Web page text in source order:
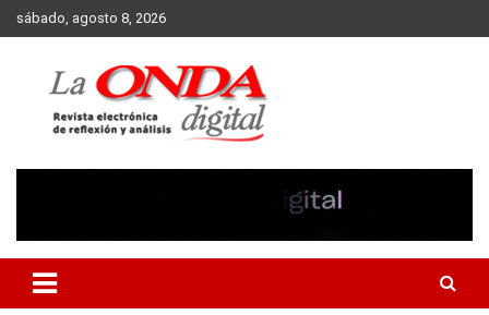
Skip
to
sábado, agosto 8, 2026